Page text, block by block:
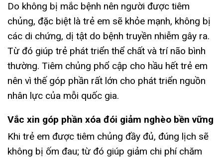
Do không bị mắc bệnh nên người được tiêm
chủng, đặc biệt là trẻ em sẽ khỏe mạnh, không bị
các di chứng, dị tật do bệnh truyền nhiễm gây ra.
Từ đó giúp trẻ phát triển thể chất và trí não bình
thường. Tiêm chủng phổ cập cho hầu hết trẻ em
nên vì thế góp phần rất lớn cho phát triển nguồn
nhân lực của mỗi quốc gia.
Vắc xin góp phần xóa đói giảm nghèo bền vững
Khi trẻ em được tiêm chủng đầy đủ, đúng lịch sẽ
không bị ốm đau; từ đó giúp giảm chi phí chăm